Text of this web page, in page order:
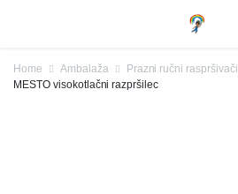
Home Ambalaža
Prazni ručni raspršivači
MESTO visokotlačni razpršilec